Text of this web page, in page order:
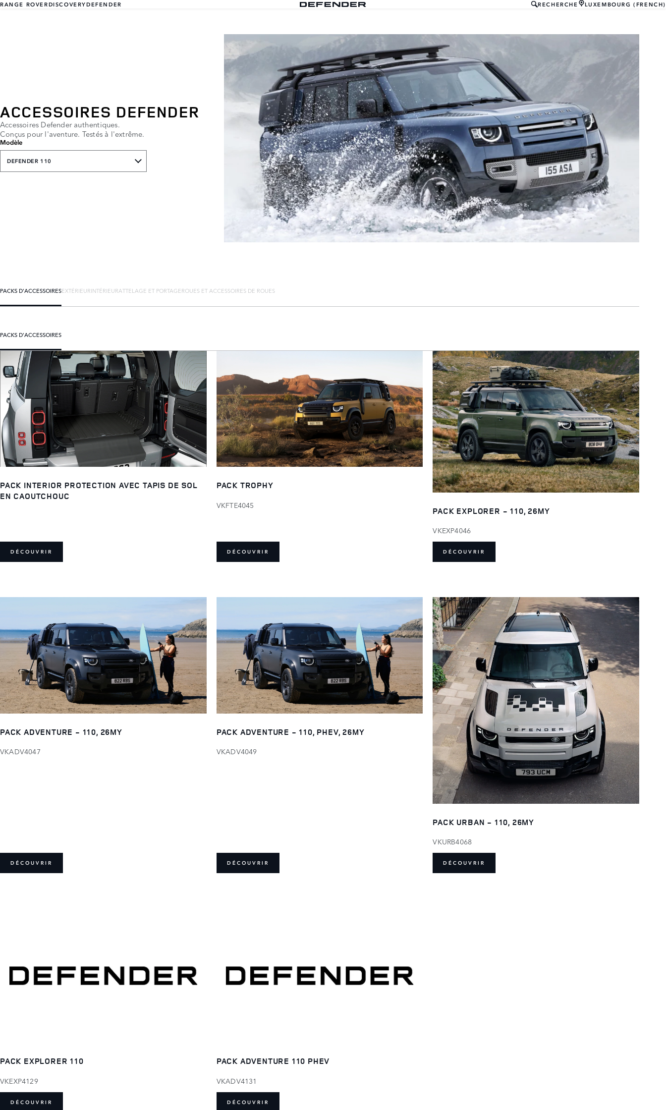
RANGE ROVERDISCOVERYDEFENDER RECHERCHE LUXEMBOURG (FRENCH)
ACCESSOIRES DEFENDER
Accessoires Defender authentiques.
Conçus pour l'aventure. Testés à l'extrême.
Modèle
DEFENDER 110
PACKS D'ACCESSOIRESEXTÉRIEURINTÉRIEURATTELAGE ET PORTAGEROUES ET ACCESSOIRES DE ROUES
PACKS D'ACCESSOIRES
PACK INTERIOR PROTECTION AVEC TAPIS DE SOL
EN CAOUTCHOUC
DÉCOUVRIR
PACK TROPHY
VKFTE4045
DÉCOUVRIR
PACK EXPLORER - 110, 26MY
VKEXP4046
DÉCOUVRIR
PACK ADVENTURE - 110, 26MY
VKADV4047
DÉCOUVRIR
PACK ADVENTURE - 110, PHEV, 26MY
VKADV4049
DÉCOUVRIR
PACK URBAN - 110, 26MY
VKURB4068
DÉCOUVRIR
PACK EXPLORER 110
VKEXP4129
DÉCOUVRIR
PACK ADVENTURE 110 PHEV
VKADV4131
DÉCOUVRIR